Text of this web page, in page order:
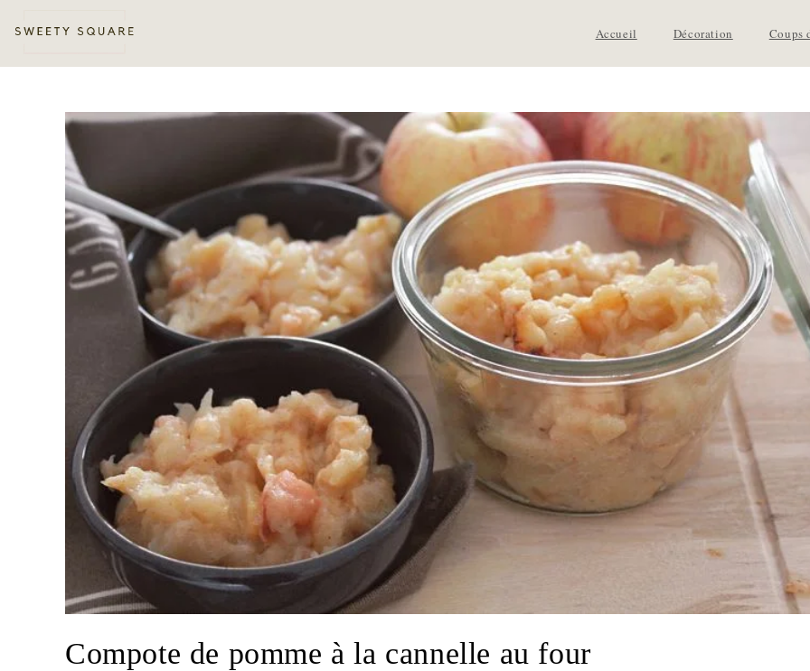
Accueil Décoration Coups
Compote de pomme à la cannelle au four